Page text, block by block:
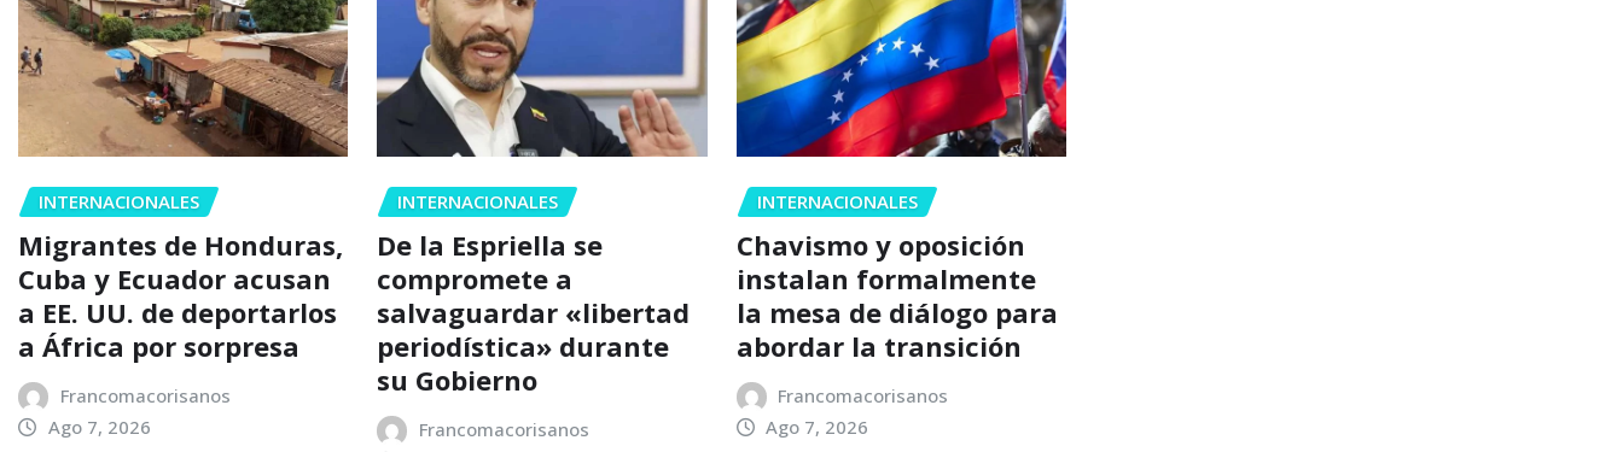
INTERNACIONALES
Migrantes de Honduras,
Cuba y Ecuador acusan
a EE. UU. de deportarlos
a África por sorpresa
Francomacorisanos
Ago 7, 2026
INTERNACIONALES
De la Espriella se
compromete a
salvaguardar «libertad
periodística» durante
su Gobierno
Francomacorisanos
INTERNACIONALES
Chavismo y oposición
instalan formalmente
la mesa de diálogo para
abordar la transición
Francomacorisanos
Ago 7, 2026